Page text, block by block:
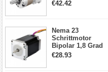
€42.42
Nema 23
Schrittmotor
Bipolar 1,8 Grad
2,83Nm 4 A 2,26V
€28.93